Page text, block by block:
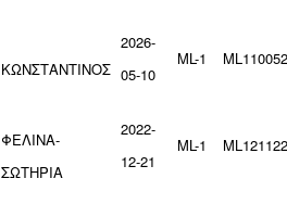
ΚΩΝΣΤΑΝΤΙΝΟΣ
2026-
05-10
ML-1
ΦΕΛΙΝΑ-
ΣΩΤΗΡΙΑ
2022-
12-21
ML-1